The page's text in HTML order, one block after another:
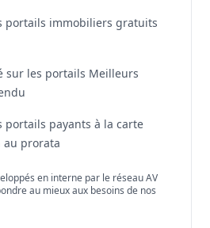
portails immobiliers gratuits
sur les portails Meilleurs
portails payants à la carte
au prorata
en interne par le réseau AV
au mieux aux besoins de nos